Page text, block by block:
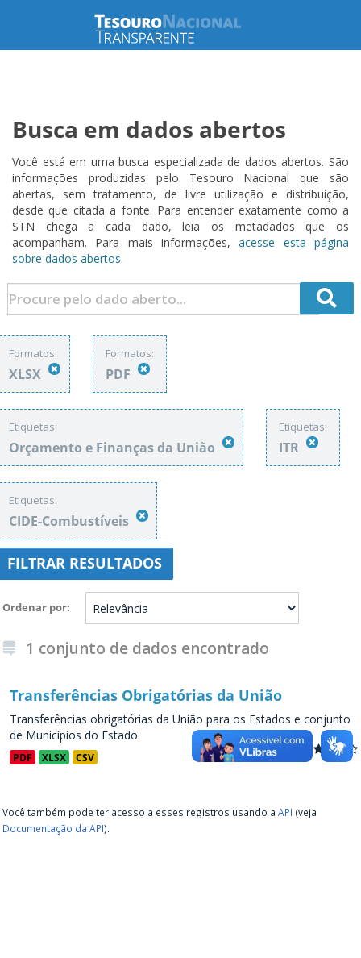
Busca em dados abertos
Você está em uma busca especializada de dados abertos. São
informações produzidas pelo Tesouro Nacional que são
abertas, sem tratamento, de livre utilização e distribuição,
desde que citada a fonte. Para entender exatamente como a
STN chega a cada dado, leia os metadados que os
acompanham. Para mais informações,acesse esta página
sobre dados abertos.
Formatos:
XLSX
Formatos:
PDF
Etiquetas:
Orçamento e Finanças da União
Etiquetas:
ITR
Etiquetas:
CIDE-Combustíveis
FILTRAR RESULTADOS
Ordenar por
1 conjunto de dados encontrado
Transferências Obrigatórias da União
Transferências obrigatórias da União para os Estados e conjunto
de Municípios do Estado.
PDF XLSX CSV
Você também pode ter acesso a esses registros usando a API (veja
Documentação da API).